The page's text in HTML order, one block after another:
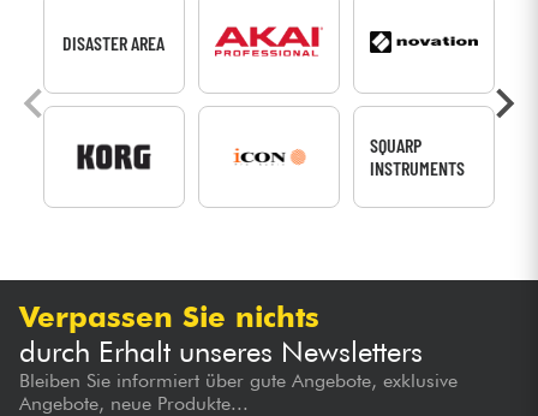
DISASTER AREA
SQUARP
INSTRUMENTS
Verpassen Sie nichts
durch Erhalt unseres Newsletters
Bleiben Sie informiert über gute Angebote, exklusive
Angebote, neue Produkte...